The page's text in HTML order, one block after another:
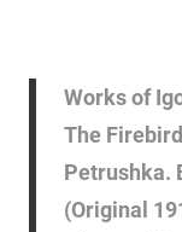
Works of
The
Petrushka.
(Original